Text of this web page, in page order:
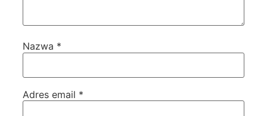
Nazwa *
Adres email *